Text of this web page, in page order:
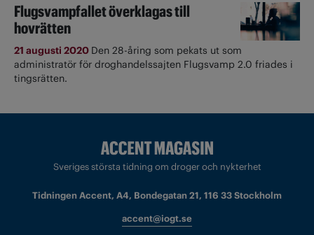
Flugsvampfallet överklagas till
hovrätten
21 augusti 2020 Den 28-åring som pekats ut som
administratör för droghandelssajten Flugsvamp 2.0 friades i
tingsrätten.
Sveriges största tidning om droger och nykterhet
Tidningen Accent, A4, Bondegatan 21, 116 33 Stockholm
accent@iogt.se